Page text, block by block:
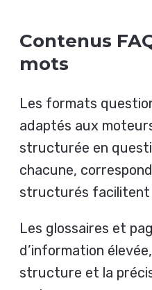
Contenus
mots
Les formats
adaptés aux
structurée en
chacune,
structurés facilitent
Les glossaires et
d’information
structure et la